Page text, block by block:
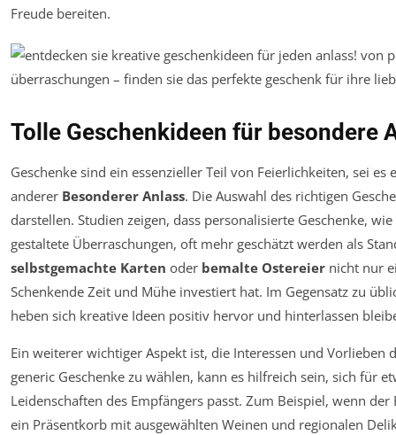
Freude bereiten.
Tolle Geschenkideen für besondere
Geschenke sind ein essenzieller Teil von Feierlichkeiten, sei es
anderer Besonderer Anlass. Die Auswahl des richtigen
darstellen. Studien zeigen, dass personalisierte Geschenke,
gestaltete Überraschungen, oft mehr geschätzt werden als
selbstgemachte Karten oder bemalte Ostereier nicht nur
Schenkende Zeit und Mühe investiert hat. Im Gegensatz zu
heben sich kreative Ideen positiv hervor und hinterlassen
Ein weiterer wichtiger Aspekt ist, die Interessen und Vorlieben
generic Geschenke zu wählen, kann es hilfreich sein, sich für
Leidenschaften des Empfängers passt. Zum Beispiel, wenn
ein Präsentkorb mit ausgewählten Weinen und regionalen